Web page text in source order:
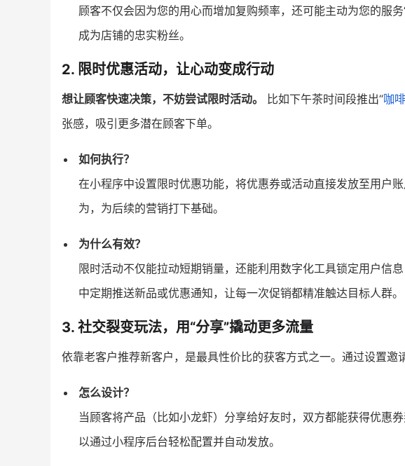
顾客不仅会因为您的用心而增加复购频率，还可能主动为您的服
成为店铺的忠实粉丝。
2. 限时优惠活动，让心动变成行动
想让顾客快速决策，不妨尝试限时活动。 比如下午茶时间段推出“咖啡
张感，吸引更多潜在顾客下单。
如何执行？
在小程序中设置限时优惠功能，将优惠券或活动直接发放至用户
为，为后续的营销打下基础。
为什么有效？
限时活动不仅能拉动短期销量，还能利用数字化工具锁定用户信
中定期推送新品或优惠通知，让每一次促销都精准触达目标人群。
3. 社交裂变玩法，用“分享”撬动更多流量
依靠老客户推荐新客户，是最具性价比的获客方式之一。通过设置邀
怎么设计？
当顾客将产品（比如小龙虾）分享给好友时，双方都能获得优惠
以通过小程序后台轻松配置并自动发放。